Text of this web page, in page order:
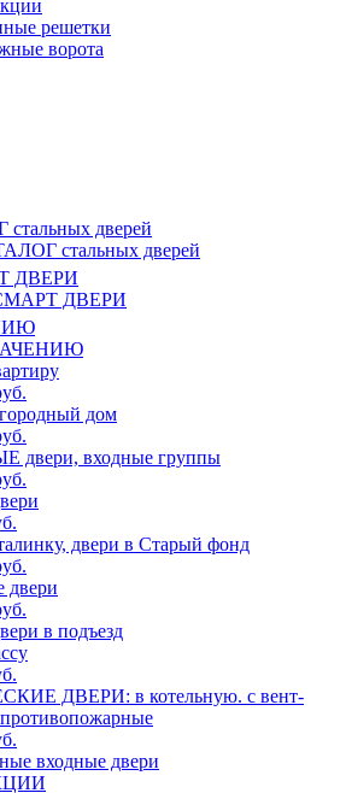
решетки
ворота
дверей
стальных дверей
ДВЕРИ
ДВЕРИ
дом
двери, входные группы
двери в Старый фонд
двери
в подъезд
ДВЕРИ: в котельную. с вент-
входные двери